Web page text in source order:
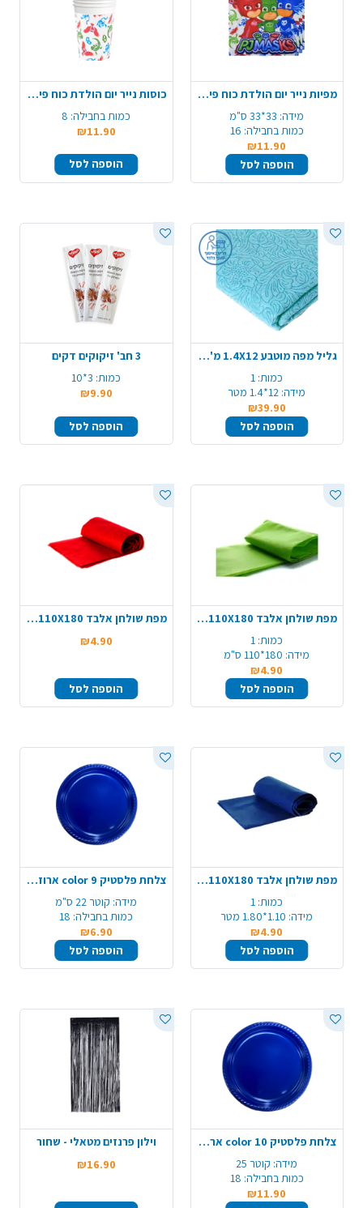
מפיות נייר יום הולדת כוח פיג'יי 16 יח' - לבן
מידה: 33*33 ס"מ
כמות בחבילה: 16
₪11.90
הוספה לסל
כוסות נייר יום הולדת כוח פיג'יי - לבן
כמות בחבילה: 8
₪11.90
הוספה לסל
גליל מפה מוטבע 1.4X12 מ' - תכלת
כמות: 1
מידה: 12*1.4 מטר
₪39.90
הוספה לסל
3 חב' זיקוקים דקים
כמות: 3*10
₪9.90
הוספה לסל
מפת שולחן אלבד 110X180 - ירוק
כמות: 1
מידה: 180*110 ס"מ
₪4.90
הוספה לסל
מפת שולחן אלבד 110X180 - אדום
₪4.90
הוספה לסל
מפת שולחן אלבד 110X180 - כחול כהה
כמות: 1
מידה: 1.10*1.80 מטר
₪4.90
הוספה לסל
צלחת פלסטיק 9 color ארוז 18 יח'- כחול
מידה: קוטר 22 ס"מ
כמות בחבילה: 18
₪6.90
הוספה לסל
צלחת פלסטיק 10 color ארוז 18 יח' - כחול
מידה: קוטר 25
כמות בחבילה: 18
₪11.90
וילון פרנזים מטאלי - שחור
₪16.90